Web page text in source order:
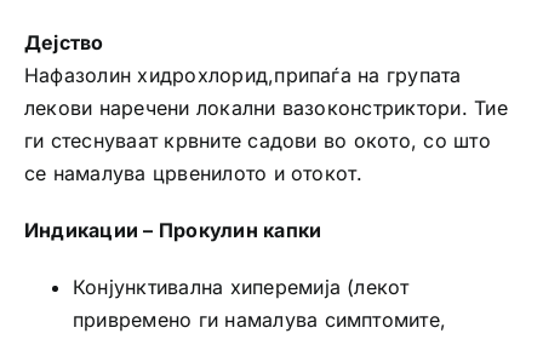
Дејство
Нафазолин хидрохлорид,припаѓа на групата
лекови наречени локални вазоконстриктори. Тие
ги стеснуваат крвните садови во окото, со што
се намалува црвенилото и отокот.
Индикации – Прокулин капки
Конјунктивална хиперемија (лекот
привремено ги намалува симптомите,